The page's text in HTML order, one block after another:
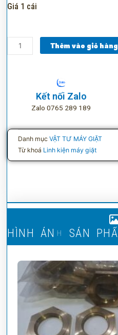
Giá 1 cái
Linh
kiện
Thêm vào giỏ hàng
Kết nối Zalo
Zalo 0765 289 189
Danh mục VẬT TƯ MÁY GIẶT
Từ khoá Linh kiện máy giặt
H N H ẢN H SẢ N P H Ẩ